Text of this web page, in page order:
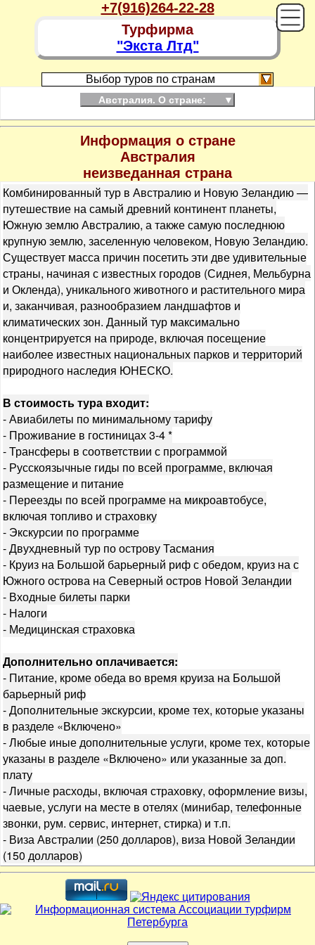
+7(916)264-22-28
Турфирма
"Экста Лтд"
Выбор туров по странам
Австралия. О стране: ▼
Информация о стране
Австралия
неизведанная страна
Комбинированный тур в Австралию и Новую Зеландию —
путешествие на самый древний континент планеты,
Южную землю Австралию, а также самую последнюю
крупную землю, заселенную человеком, Новую Зеландию.
Существует масса причин посетить эти две удивительные
страны, начиная с известных городов (Сиднея, Мельбурна
и Окленда), уникального животного и растительного мира
и, заканчивая, разнообразием ландшафтов и
климатических зон. Данный тур максимально
концентрируется на природе, включая посещение
наиболее известных национальных парков и территорий
природного наследия ЮНЕСКО.
В стоимость тура входит:
- Авиабилеты по минимальному тарифу
- Проживание в гостиницах 3-4 *
- Трансферы в соответствии с программой
- Русскоязычные гиды по всей программе, включая
размещение и питание
- Переезды по всей программе на микроавтобусе,
включая топливо и страховку
- Экскурсии по программе
- Двухдневный тур по острову Тасмания
- Круиз на Большой барьерный риф с обедом, круиз на с
Южного острова на Северный остров Новой Зеландии
- Входные билеты парки
- Налоги
- Медицинская страховка
Дополнительно оплачивается:
- Питание, кроме обеда во время круиза на Большой
барьерный риф
- Дополнительные экскурсии, кроме тех, которые указаны
в разделе «Включено»
- Любые иные дополнительные услуги, кроме тех, которые
указаны в разделе «Включено» или указанные за доп.
плату
- Личные расходы, включая страховку, оформление визы,
чаевые, услуги на месте в отелях (минибар, телефонные
звонки, рум. сервис, интернет, стирка) и т.п.
- Виза Австралии (250 долларов), виза Новой Зеландии
(150 долларов)